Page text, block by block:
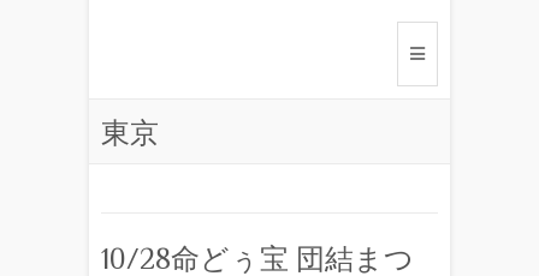
東京
10/28命どぅ宝 団結まつ